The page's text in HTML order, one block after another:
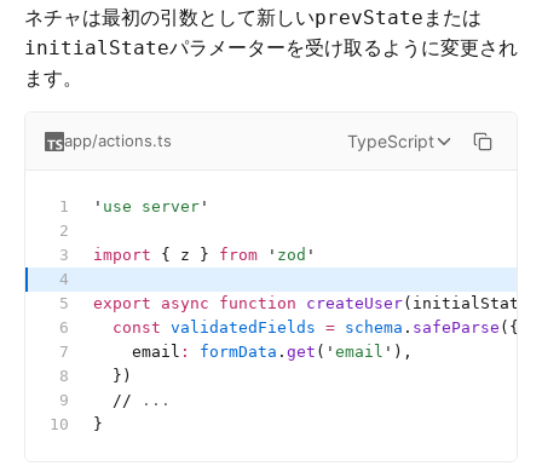
ネチャは最初の引数として新しいprevState または
initialStateパラメーターを受け取るように変更され
ます。
app/actions.ts TypeScript
' use server '
import { z } from ' zod '
export async function createUser(initialState
  const
validatedFields = schema . safeParse ({
    email
: formData . get ( ' email ' ),
  })
  //
...
}